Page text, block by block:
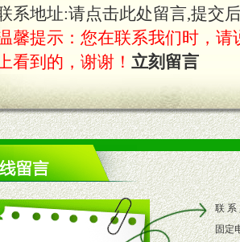
方实际情况提供
操作及支持
域市场协助制定
体情况公司给予
场需要，派驻区
系地址:请点击此处留言,提交
馨提示：您在联系我们时，请
看到的，谢谢！ 立刻留言
联 系
固定